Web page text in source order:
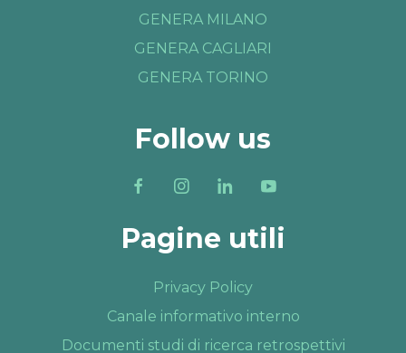
GENERA MILANO
GENERA CAGLIARI
GENERA TORINO
Follow us
Pagine utili
Privacy Policy
Canale informativo interno
Documenti studi di ricerca retrospettivi